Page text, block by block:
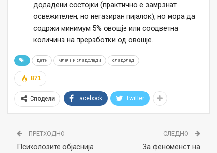
додадени состојки (практично е замрзнат
освежителен, но негазиран пијалок), но мора да
содржи минимум 5% овошје или соодветна
количина на преработки од овошје.
дете млечни сладоледи сладолед
871
Сподели Facebook Twitter
ПРЕТХОДНО
Психолозите објаснија
СЛЕДНО
За феноменот на